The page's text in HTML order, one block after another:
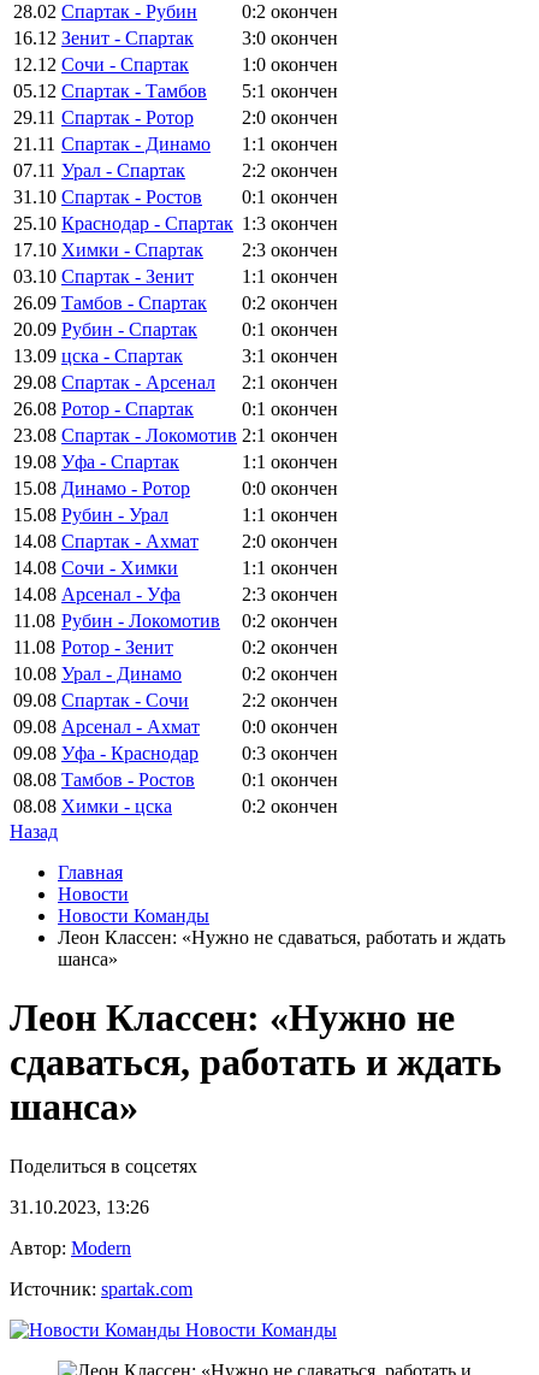
28.02 Спартак - Рубин 0:2 окончен
16.12 Зенит - Спартак 3:0 окончен
12.12 Сочи - Спартак 1:0 окончен
05.12 Спартак - Тамбов 5:1 окончен
29.11 Спартак - Ротор 2:0 окончен
21.11 Спартак - Динамо 1:1 окончен
07.11 Урал - Спартак 2:2 окончен
31.10 Спартак - Ростов 0:1 окончен
25.10 Краснодар - Спартак 1:3 окончен
17.10 Химки - Спартак 2:3 окончен
03.10 Спартак - Зенит 1:1 окончен
26.09 Тамбов - Спартак 0:2 окончен
20.09 Рубин - Спартак 0:1 окончен
13.09 цска - Спартак 3:1 окончен
29.08 Спартак - Арсенал 2:1 окончен
26.08 Ротор - Спартак 0:1 окончен
23.08 Спартак - Локомотив 2:1 окончен
19.08 Уфа - Спартак 1:1 окончен
15.08 Динамо - Ротор 0:0 окончен
15.08 Рубин - Урал 1:1 окончен
14.08 Спартак - Ахмат 2:0 окончен
14.08 Сочи - Химки 1:1 окончен
14.08 Арсенал - Уфа 2:3 окончен
11.08 Рубин - Локомотив 0:2 окончен
11.08 Ротор - Зенит 0:2 окончен
10.08 Урал - Динамо 0:2 окончен
09.08 Спартак - Сочи 2:2 окончен
09.08 Арсенал - Ахмат 0:0 окончен
09.08 Уфа - Краснодар 0:3 окончен
08.08 Тамбов - Ростов 0:1 окончен
08.08 Химки - цска 0:2 окончен
Назад
Главная
Новости
Новости Команды
Леон Классен: «Нужно не сдаваться, работать и ждать
шанса»
Леон Классен: «Нужно не
сдаваться, работать и ждать
шанса»
Поделиться в соцсетях
31.10.2023, 13:26
Автор: Modern
Источник: spartak.com
Новости Команды